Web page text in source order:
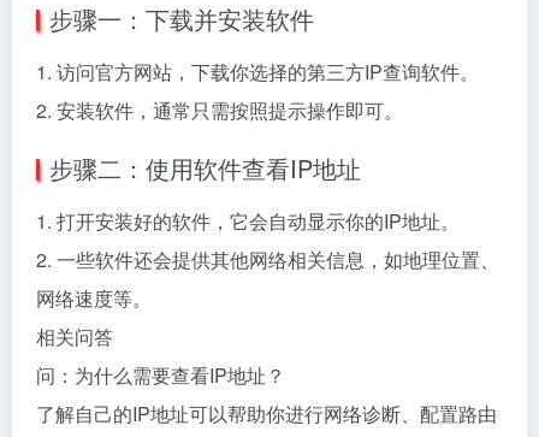
步骤一：下载并安装软件
1. 访问官方网站，下载你选择的第三方IP查询软件。
2. 安装软件，通常只需按照提示操作即可。
步骤二：使用软件查看IP地址
1. 打开安装好的软件，它会自动显示你的IP地址。
2. 一些软件还会提供其他网络相关信息，如地理位置、
网络速度等。
相关问答
问：为什么需要查看IP地址？
了解自己的IP地址可以帮助你进行网络诊断、配置路由